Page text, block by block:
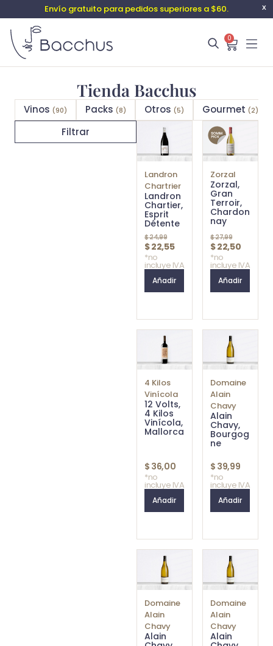
X
Envío gratuito para pedidos superiores a $60.
0
Tienda Bacchus
Vinos (90) Packs (8) Otros (5) Gourmet (2)
Filtrar
Landron
Chartrier
Landron
Chartier,
Esprit
Détente
$24,99
$22,55
*no
incluye IVA
Añadir
Zorzal
Zorzal,
Gran
Terroir,
Chardon
nay
$27,99
$22,50
*no
incluye IVA
Añadir
4 Kilos
Vinícola
12 Volts,
4 Kilos
Vinícola,
Mallorca
$ 36,00
*no
incluye IVA
Añadir
Domaine
Alain
Chavy
Alain
Chavy,
Bourgog
ne
$ 39,99
*no
incluye IVA
Añadir
Domaine
Alain
Chavy
Alain
Domaine
Alain
Chavy
Alain